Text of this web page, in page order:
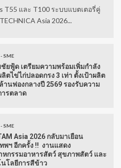
T55 และ T100 ระบบแบตเตอรี่คู่
Asia 2026...
SME
ชัยฟู้ด เตรียมความพร้อมเพิ่มกำลัง
ลิตไข่ไก่ปลอดกรง 3 เท่า ตั้งเป้าผลิต
านฟองกลางปี 2569 รองรับความ
ารตลาด
SME
Asia 2026 กลับมาเยือน
ทพฯ อีกครั้ง !! งานแสดง
หกรรมอาหารสัตว์ สุขภาพสัตว์ และ
นโลยีการสีข้าว